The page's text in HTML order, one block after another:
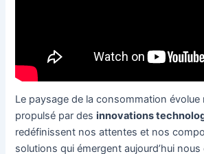
Le paysage de la consommation évolue
propulsé par desinnovations
redéfinissent nos attentes et nos
solutions qui émergent aujourd’hui